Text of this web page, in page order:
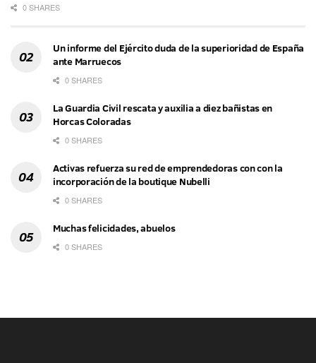
0 SHARES
Un informe del Ejército duda de la superioridad de España
ante Marruecos
0 SHARES
La Guardia Civil rescata y auxilia a diez bañistas en
Horcas Coloradas
0 SHARES
Activas refuerza su red de emprendedoras con con la
incorporación de la boutique Nubelli
0 SHARES
Muchas felicidades, abuelos
0 SHARES